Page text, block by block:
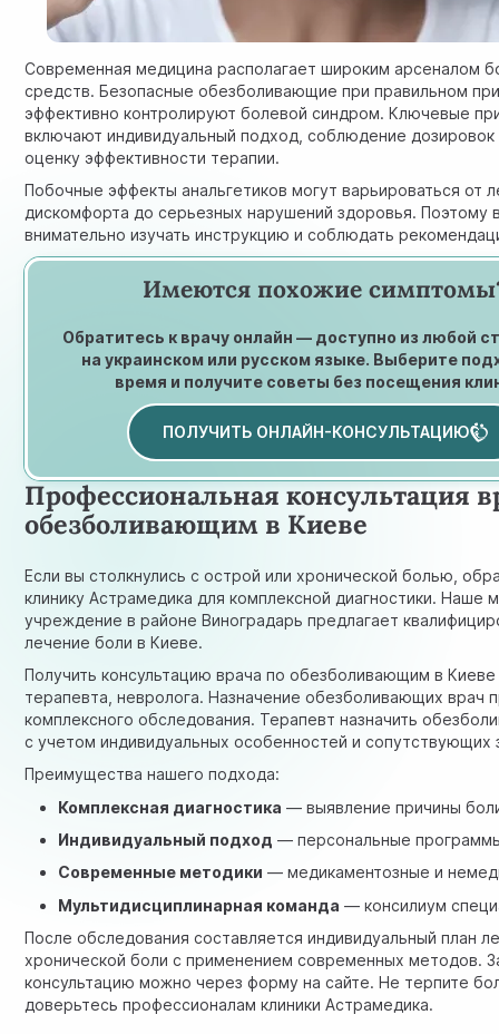
Современная медицина располагает широким арсеналом
средств. Безопасные обезболивающие при правильном
эффективно контролируют болевой синдром. Ключевые
включают индивидуальный подход, соблюдение дозировок
оценку эффективности терапии.
Побочные эффекты анальгетиков могут варьироваться от
дискомфорта до серьезных нарушений здоровья. Поэтому
внимательно изучать инструкцию и соблюдать
Имеются похожие
Обратитесь к врачу онлайн — доступно из любой
на украинском или русском языке. Выберите
время и получите советы без посещения
ПОЛУЧИТЬ ОНЛАЙН-КОНСУЛЬТАЦИЮ
Профессиональная консультация
обезболивающим в Киеве
Если вы столкнулись с острой или хронической болью,
клинику Астрамедика для комплексной диагностики. Наше
учреждение в районе Виноградарь предлагает
лечение боли в Киеве.
Получить консультацию врача по обезболивающим в
терапевта, невролога. Назначение обезболивающих врач
комплексного обследования. Терапевт назначить
с учетом индивидуальных особенностей и сопутствующих
Преимущества нашего подхода:
Комплексная диагностика — выявление причины
Индивидуальный подход — персональные
Современные методики — медикаментозные и
Мультидисциплинарная команда — консилиум
После обследования составляется индивидуальный план
хронической боли с применением современных методов.
консультацию можно через форму на сайте. Не терпите
доверьтесь профессионалам клиники Астрамедика.